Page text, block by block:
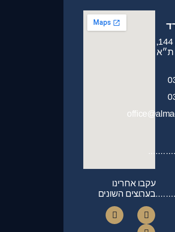
עקבו אחרינו
בערוצים השונים
דרך מנחם בגין 144,
ת״א